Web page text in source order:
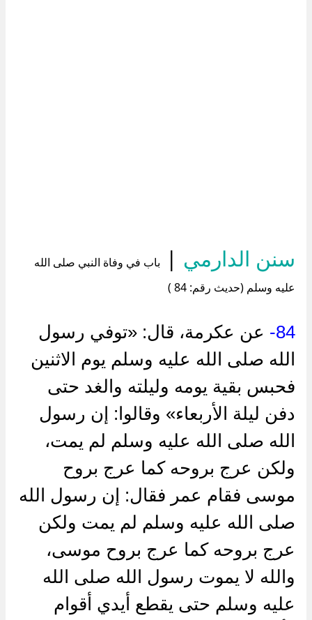
سنن الدارمي |
باب في وفاة النبي صلى الله
عليه وسلم (حديث رقم: 84 )
84-
عن عكرمة، قال: «توفي رسول
الله صلى الله عليه وسلم يوم الاثنين
فحبس بقية يومه وليلته والغد حتى
دفن ليلة الأربعاء» وقالوا: إن رسول
الله صلى الله عليه وسلم لم يمت،
ولكن عرج بروحه كما عرج بروح
موسى فقام عمر فقال: إن رسول الله
صلى الله عليه وسلم لم يمت ولكن
عرج بروحه كما عرج بروح موسى،
والله لا يموت رسول الله صلى الله
عليه وسلم حتى يقطع أيدي أقوام